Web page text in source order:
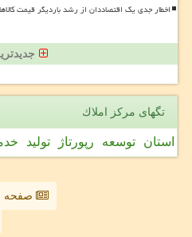
اخطار جدی یک اقتصاددان از رشد باردیگر قیمت
تگهای مركز املاك
استان توسعه رپورتاژ تولید
صفحه